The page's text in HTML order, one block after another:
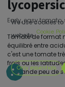
Early, easy
Tomate de format
équilibré entre
c'est une tomate
frais ou les
demande peu de
We use cookies
website. Cookie
Only essentials